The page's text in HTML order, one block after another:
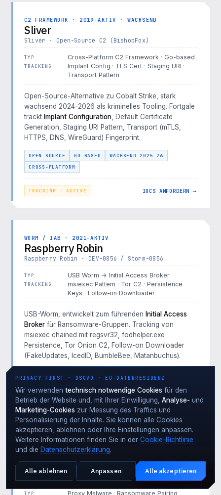
C2 FRAMEWORK · 2019-AKTIV · WACHSEND
Sliver
Sliver · Open-Source C2 (BishopFox)
TYP Cross-Platform C2 Framework · Go-based
TRACKING
Implant Config · TLS Cert · Staging URI ·
Transport Pattern
Open-Source-Alternative zu Cobalt Strike, stark
wachsend 2024-2026 als kriminelles Tooling. Fortgale
trackt Implant Configuration , Default Certificate
Generation, Staging URI Pattern, Transport (mTLS,
HTTPS, DNS, WireGuard) Fingerprint.
OPEN-SOURCE GO-BASED
WACHSEND 2025-26
CROSS-PLATFORM
TRACKING · ACTIVE IOCS ANFORDERN →
WORM / IAB · 2021-AKTIV
Raspberry Robin
Raspberry Robin · DEV-0856 / Storm-0856
TYP USB Worm → Initial Access Broker
TRACKING
msiexec Pattern · Tor C2 · Persistence
Keys · Follow-on Downloader
USB-Worm, entwickelt zum führenden Initial Access
Broker für Ransomware-Gruppen. Tracking von
msiexec chained mit regsvr32, fodhelper.exe
Persistence, Tor Onion C2, Follow-on Downloader
(FakeUpdates, IcedID, BumbleBee, Matanbuchus).
TRACKING · TOP IOCS ANFORDERN →
LOADER / PROXY · 2018-AKTIV
SystemBC
SystemBC · SOCKS5 Proxy Malware
TYP Proxy Malware · Ransomware Pairing
Aktiver Angriff?
PRIVACY FIRST · DSGVO · EU-DATENRESIDENZ
Wir verwenden technisch notwendige Cookies für den
Betrieb der Website und, mit Ihrer Einwilligung, Analyse- und
Marketing-Cookies zur Messung des Traffics und
Personalisierung der Inhalte. Sie können alle Cookies
akzeptieren, ablehnen oder Ihre Einstellungen anpassen.
Weitere Informationen finden Sie in der Cookie-Richtlinie
und die Datenschutzerklärung.
Alle ablehnen Anpassen Alle akzeptieren